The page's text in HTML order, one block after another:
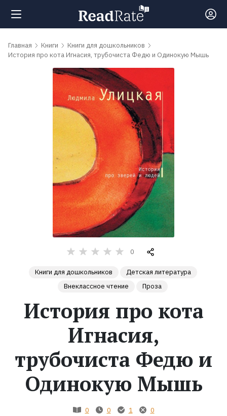
Поиск
обсуждаемые
Серии
Экранизации
Главная Книги
Книги для дошкольников
История про кота Игнасия, трубочиста Федю и Одинокую Мышь
0
Книги для дошкольников
Детская литература
Внеклассное чтение
Проза
История про кота
Игнасия,
трубочиста Федю и
Одинокую Мышь
0 0 1 0